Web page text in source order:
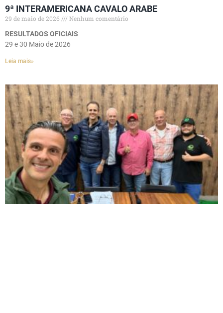
9ª INTERAMERICANA CAVALO ARABE
29 de maio de 2026
Nenhum comentário
RESULTADOS OFICIAIS
29 e 30 Maio de 2026
Leia mais»